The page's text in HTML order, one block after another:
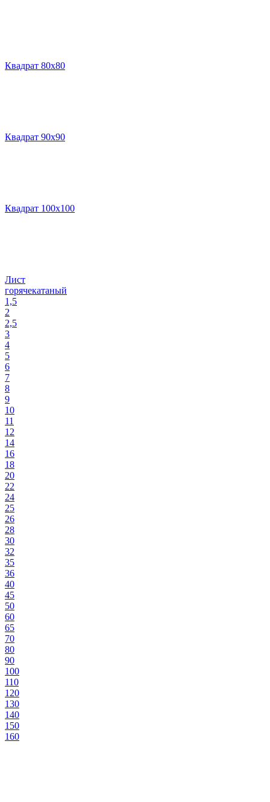
Квадрат 80х80
Квадрат 90х90
Квадрат 100х100
Лист
горячекатаный
1,5
2
2,5
3
4
5
6
7
8
9
10
11
12
14
16
18
20
22
24
25
26
28
30
32
35
36
40
45
50
60
65
70
80
90
100
110
120
130
140
150
160